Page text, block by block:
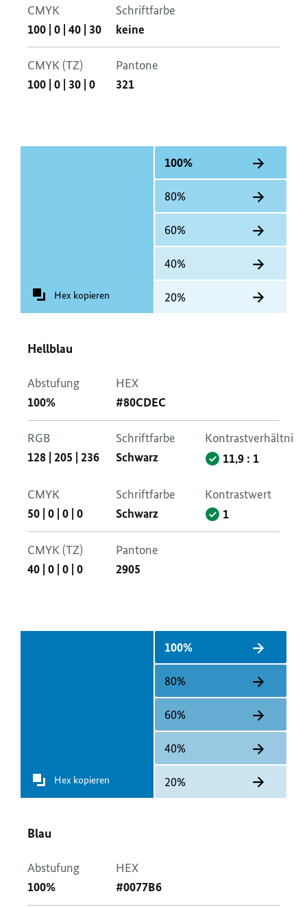
CMYK
100 0 40 30
Schriftfarbe
keine
CMYK (TZ)
100 0 30 0
Pantone
321
Hex kopieren
100%
80%
60%
40%
20%
Hellblau
Abstufung
100%
HEX
#80CDEC
RGB
128 205 236
Schriftfarbe
Schwarz
Kontrastverhältnis
11,9 : 1
CMYK
50 0 0 0
Schriftfarbe
Schwarz
Kontrastwert
1
CMYK (TZ)
40 0 0 0
Pantone
2905
Hex kopieren
100%
80%
60%
40%
20%
Blau
Abstufung
100%
HEX
#0077B6